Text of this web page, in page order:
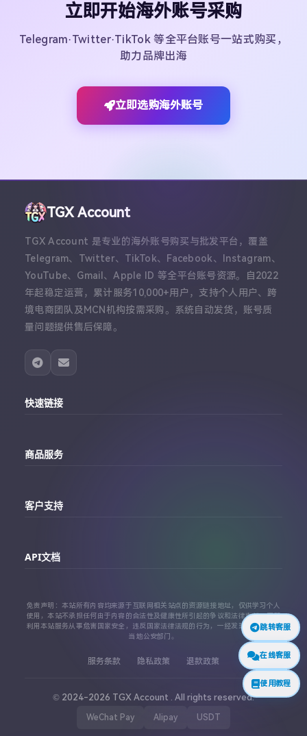
立即开始海外账号采购
Telegram·Twitter·TikTok 等全平台账号一站式购买，
助力品牌出海
立即选购海外账号
跳转客服
在线客服
使用教程
TGX Account
TGX Account 是专业的海外账号购买与批发平台，覆盖
Telegram、Twitter、TikTok、Facebook、Instagram、
YouTube、Gmail、Apple ID 等全平台账号资源。自2022
年起稳定运营，累计服务10,000+用户，支持个人用户、跨
境电商团队及MCN机构按需采购。系统自动发货，账号质
量问题提供售后保障。
快速链接
订单查询
商品服务
Facebook账号购买
TikTok账号购买
客户支持
API文档
API 接口文档
代理对接文档
免责声明：本站所有内容均来源于互联网相关站点的资源链接地址，仅供学习个人
使用，本站不承担任何由于内容的合法性及健康性所引起的争议和法律责任。严禁
利用本站服务从事危害国家安全，违反国家法律法规的行为，一经发现，立即上报
当地公安部门。
服务条款 隐私政策 退款政策
© 2024-2026 TGX Account . All rights reserved.
WeChat Pay Alipay USDT